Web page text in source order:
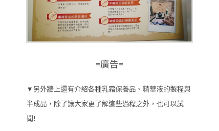
=廣告=
▼另外牆上還有介紹各種乳霜保養品、精華液的製程與
半成品，除了讓大家更了解這些過程之外，也可以試
聞!